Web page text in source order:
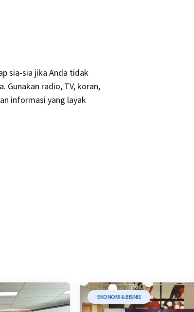
sia-sia jika Anda tidak
Gunakan radio, TV, koran,
informasi yang layak
EKONOMI & BISNIS